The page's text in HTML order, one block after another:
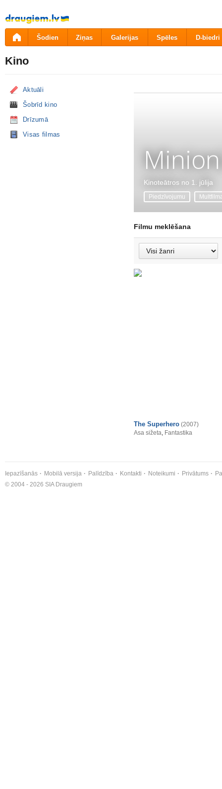
Pāriet
uz
saturu
Šodien Ziņas Galerijas Spēles D-biedri
Kino
Aktuāli
Šobrīd kino
Drīzumā
Visas filmas
Kinoteātros no 1. jūlija
Piedzīvojumu
Filmu meklēšana
The Superhero (2007)
Asa sižeta, Fantastika
Iepazīšanās Mobilā versija Palīdzība Kontakti Noteikumi Privātums
© 2004 - 2026 SIA Draugiem